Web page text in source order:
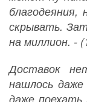
скрывать.
на миллион. -
Доставок
нашлось
даже